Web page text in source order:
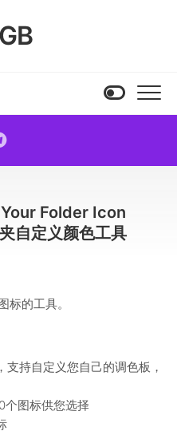
Folder Icon
自定义颜色工具
标的工具。
持自定义您自己的调色板，
图标供您选择